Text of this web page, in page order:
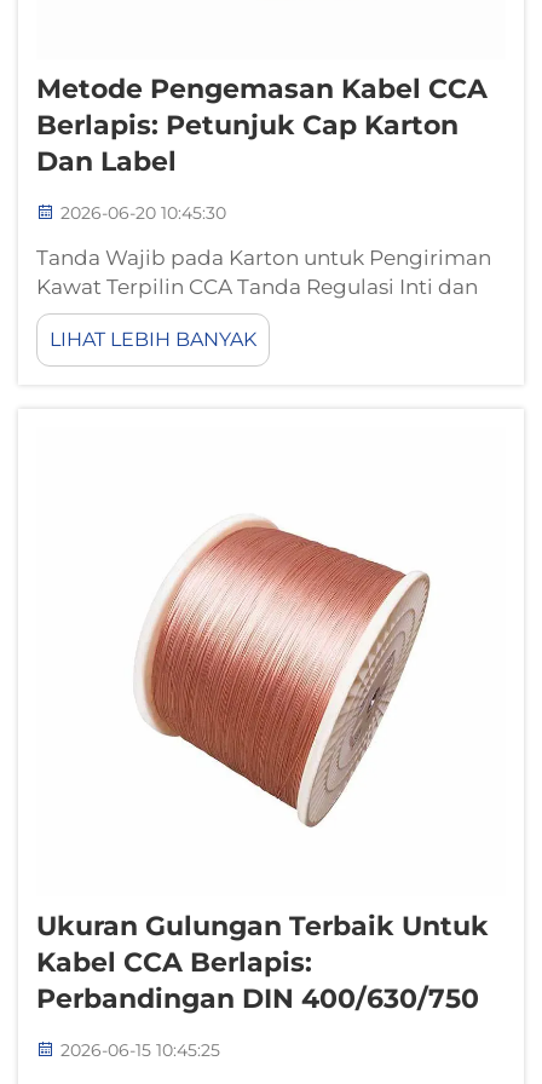
Metode Pengemasan Kabel CCA
Berlapis: Petunjuk Cap Karton
Dan Label
2026-06-20 10:45:30
Tanda Wajib pada Karton untuk Pengiriman
Kawat Terpilin CCA Tanda Regulasi Inti dan
Penanganan: Mudah Pecah, Sisi Ini ke Atas,
Jauhkan dari Kelembapan Kawat terpilin CCA
—ringan karena inti aluminiumnya namun
LIHAT LEBIH BANYAK
Ukuran Gulungan Terbaik Untuk
Kabel CCA Berlapis:
Perbandingan DIN 400/630/750
2026-06-15 10:45:25